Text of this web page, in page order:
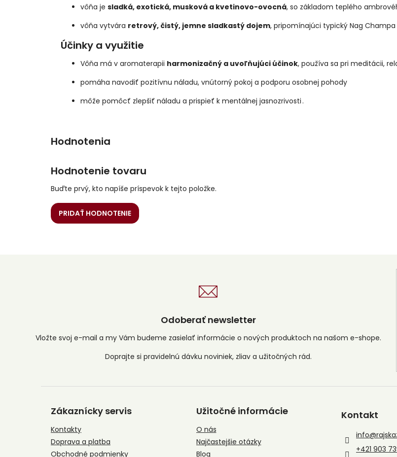
vôňa je sladká, exotická, musková a kvetinovo-ovocná, so základom teplého
vôňa vytvára retrový, čistý, jemne sladkastý dojem, pripomínajúci typický Nag Champa
Účinky a využitie
Vôňa má v aromaterapii harmonizačný a uvoľňujúci účinok, používa sa pri meditácii,
pomáha navodiť pozitívnu náladu, vnútorný pokoj a podporu osobnej pohody
môže pomôcť zlepšiť náladu a prispieť k mentálnej jasnozrivosti .
Hodnotenie tovaru
Buďte prvý, kto napíše príspevok k tejto položke.
PRIDAŤ HODNOTENIE
Odoberať newsletter
Vložte svoj e-mail a my Vám budeme zasielať informácie o nových produktoch na našom e-shope.
Zákaznícky servis
Kontakty
Doprava a platba
Obchodné podmienky
Užitočné informácie
O nás
Najčastejšie otázky
Blog
Kontakt
info@
+421 903